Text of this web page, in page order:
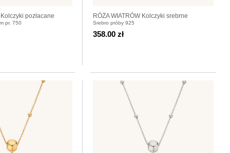
pozłacane
pr. 750
RÓŻA WIATRÓW Kolczyki srebrne
Srebro próby 925
358.00 zł